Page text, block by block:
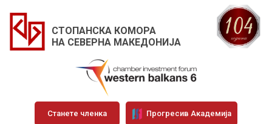
СТОПАНСКА КОМОРА
НА СЕВЕРНА МАКЕДОНИЈА
Станете членка Прогресив Академија